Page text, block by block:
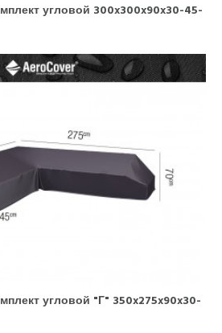
угловой 300x300x90x30-45-
угловой "Г" 350x275x90x30-